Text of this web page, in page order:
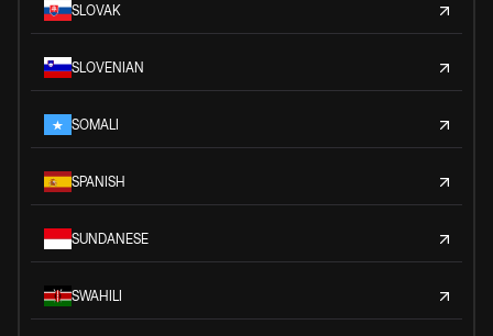
SLOVAK
SLOVENIAN
SOMALI
SPANISH
SUNDANESE
SWAHILI